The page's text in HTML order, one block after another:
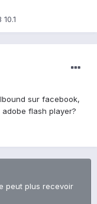
sur facebook,
flash player?
peut plus recevoir